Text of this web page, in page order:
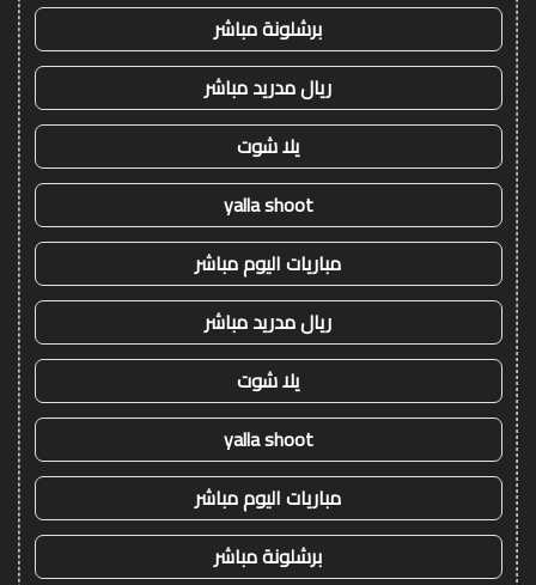
برشلونة مباشر
ريال مدريد مباشر
يلا شوت
yalla shoot
مباريات اليوم مباشر
ريال مدريد مباشر
يلا شوت
yalla shoot
مباريات اليوم مباشر
برشلونة مباشر